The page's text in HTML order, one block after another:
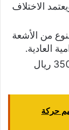
الاختلاف
من الأشعة
العادية.
يمكن أن يتراوح سعرها بين 150 و350 ريال
حركة